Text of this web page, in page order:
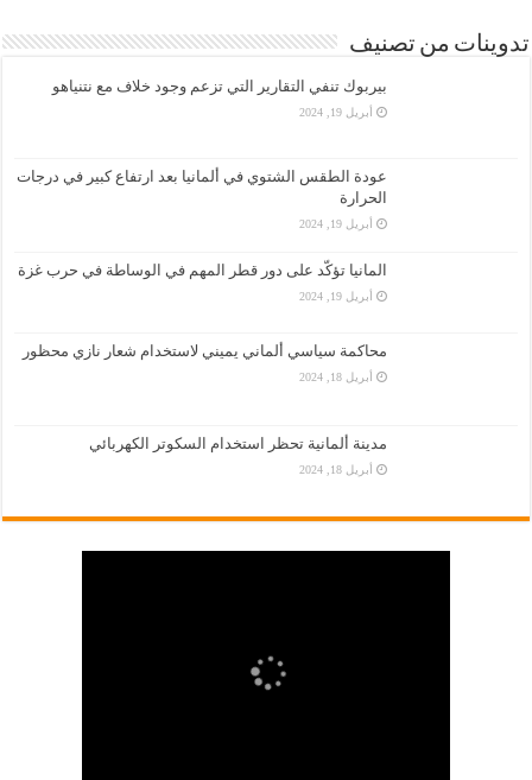
تدوينات من تصنيف
بيربوك تنفي التقارير التي تزعم وجود خلاف مع نتنياهو
أبريل 19, 2024
عودة الطقس الشتوي في ألمانيا بعد ارتفاع كبير في درجات
الحرارة
أبريل 19, 2024
المانيا تؤكّد على دور قطر المهم في الوساطة في حرب غزة
أبريل 19, 2024
محاكمة سياسي ألماني يميني لاستخدام شعار نازي محظور
أبريل 18, 2024
مدينة ألمانية تحظر استخدام السكوتر الكهربائي
أبريل 18, 2024